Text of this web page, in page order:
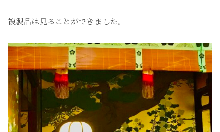
複製品は見ることができました。